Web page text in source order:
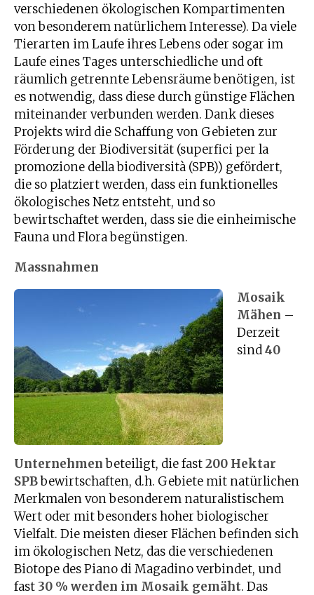
verschiedenen ökologischen Kompartimenten
von besonderem natürlichem Interesse). Da viele
Tierarten im Laufe ihres Lebens oder sogar im
Laufe eines Tages unterschiedliche und oft
räumlich getrennte Lebensräume benötigen, ist
es notwendig, dass diese durch günstige Flächen
miteinander verbunden werden. Dank dieses
Projekts wird die Schaffung von Gebieten zur
Förderung der Biodiversität (superfici per la
promozione della biodiversità (SPB)) gefördert,
die so platziert werden, dass ein funktionelles
ökologisches Netz entsteht, und so
bewirtschaftet werden, dass sie die einheimische
Fauna und Flora begünstigen.
Massnahmen
Mosaik
Mähen –
Derzeit
sind40
Unternehmenbeteiligt, die fast200 Hektar
SPBbewirtschaften, d.h. Gebiete mit natürlichen
Merkmalen von besonderem naturalistischem
Wert oder mit besonders hoher biologischer
Vielfalt. Die meisten dieser Flächen befinden sich
im ökologischen Netz, das die verschiedenen
Biotope des Piano di Magadino verbindet, und
fast 30 % werden im Mosaik gemäht. Das